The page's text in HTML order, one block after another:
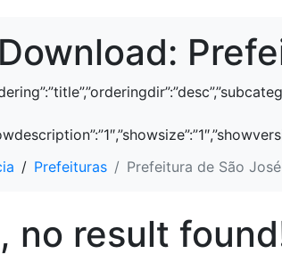
Prefeituras Prefeitura de São
no result